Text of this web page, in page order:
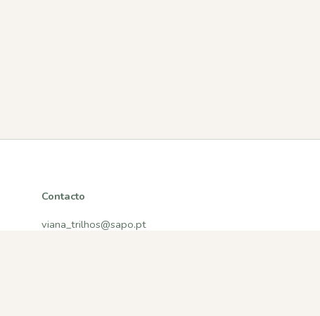
Contacto
viana_trilhos@sapo.pt